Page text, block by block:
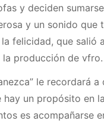
y deciden
y un sonido que
felicidad, que salió
producción de vfro.
le recordará a
hay un propósito en
es acompañarse